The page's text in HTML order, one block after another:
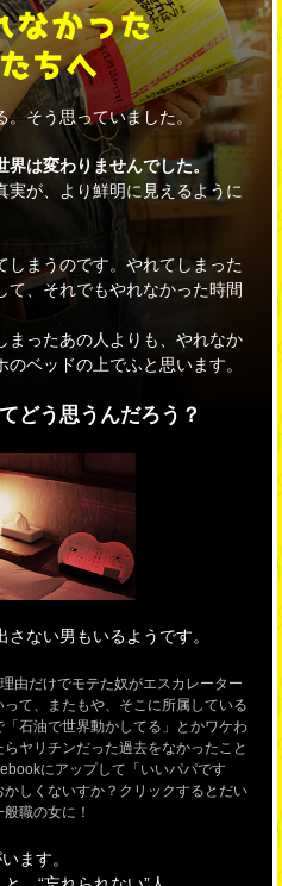
。そう思っていました。
界は変わりませんでした。
が、より鮮明に見えるように
まうのです。 やれてしまった
、それでもやれなかった時間
まったあの人よりも、やれなか
のベッドの上でふと思います。
どう思うんだろう？
ない男もいるようです。
由だけでモテた奴がエスカレーター
て、またもや、そこに所属している
石油で世界動かしてる」とかワケわ
ヤリチンだった過去をなかったこと
にアップして「いいパパです
しくないすか？クリックするとだい
職の女に！
ます。